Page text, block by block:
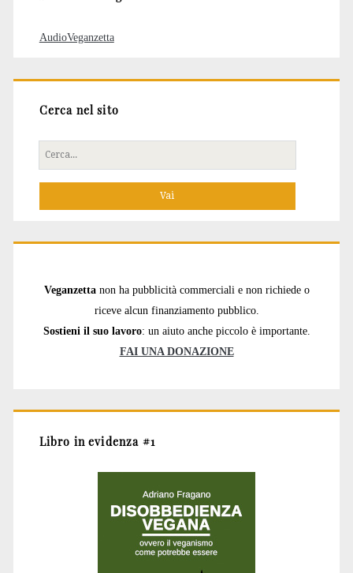
AudioVeganzetta
Cerca nel sito
Cerca
per:
Veganzetta non ha pubblicità commerciali e non richiede o
riceve alcun finanziamento pubblico.
Sostieni il suo lavoro: un aiuto anche piccolo è importante.
FAI UNA DONAZIONE
Libro in evidenza #1